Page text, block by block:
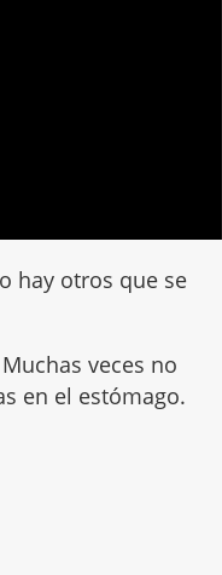
hay otros que se
veces no
en el estómago.